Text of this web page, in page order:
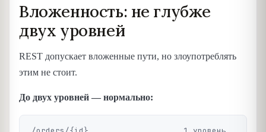
Вложенность: не глубже
двух уровней
REST допускает вложенные пути, но злоупотреблять
этим не стоит.
До двух уровней — нормально: